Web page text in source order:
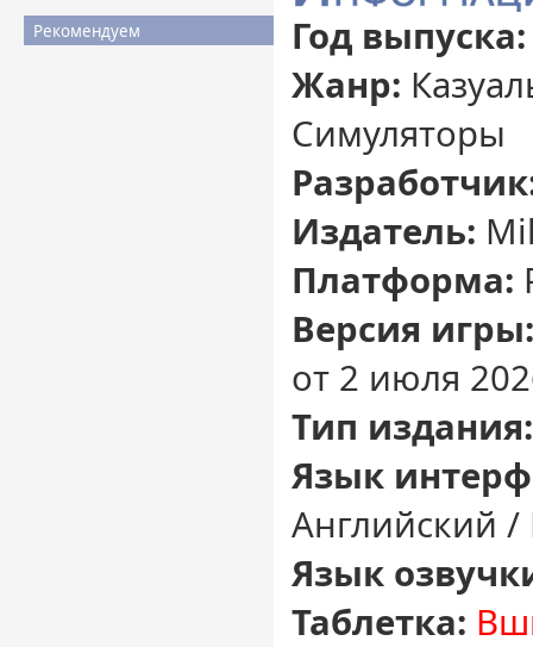
Рекомендуем Год выпуска:
Жанр:
Симуляторы
Издатель:
Платформа:
Версия игры:
от 2 июля
Тип издания:
Язык
Английский /
Язык
Таблетка: